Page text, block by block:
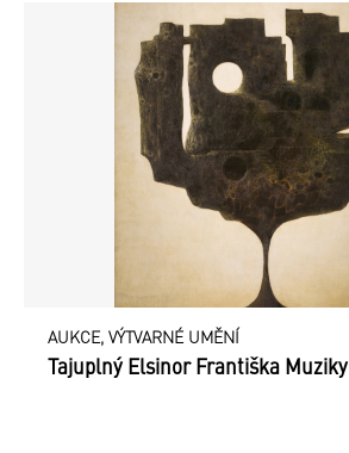
AUKCE, VÝTVARNÉ UMĚNÍ
Tajuplný Elsinor Františka Muziky